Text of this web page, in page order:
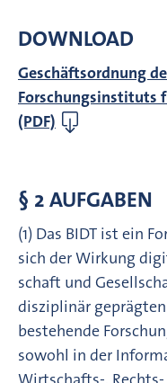
DOWNLOAD
Geschäftsordnung
Forschungsinstituts
(PDF)
§ 2 AUFGABEN
(1) Das BIDT ist ein
sich der Wirkung
schaft und
disziplinär
bestehende
sowohl in der